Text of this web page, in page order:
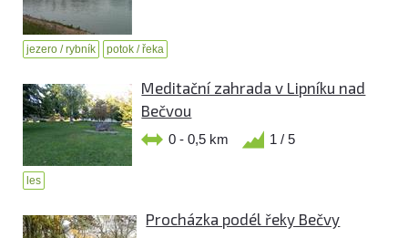
jezero / rybník potok / řeka
Meditační zahrada v Lipníku nad
Bečvou
0 - 0,5 km 1 / 5
les
Procházka podél řeky Bečvy